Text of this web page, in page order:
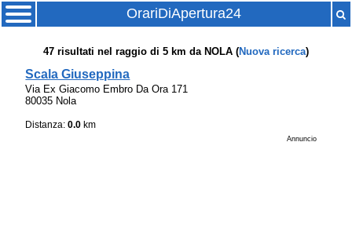
OrariDiApertura24
47 risultati nel raggio di 5 km da NOLA (Nuova ricerca)
Scala Giuseppina
Via Ex Giacomo Embro Da Ora 171
80035 Nola
Distanza:0.0 km
Annuncio